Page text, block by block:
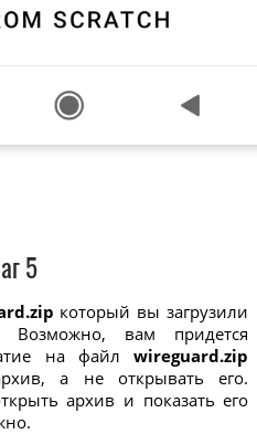
5
который вы загрузили
вам придется
на файлwireguard.zip
а не открывать его.
архив и показать его